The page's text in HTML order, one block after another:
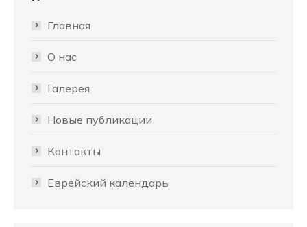
Главная
О нас
Галерея
Новые публикации
Контакты
Еврейский календарь